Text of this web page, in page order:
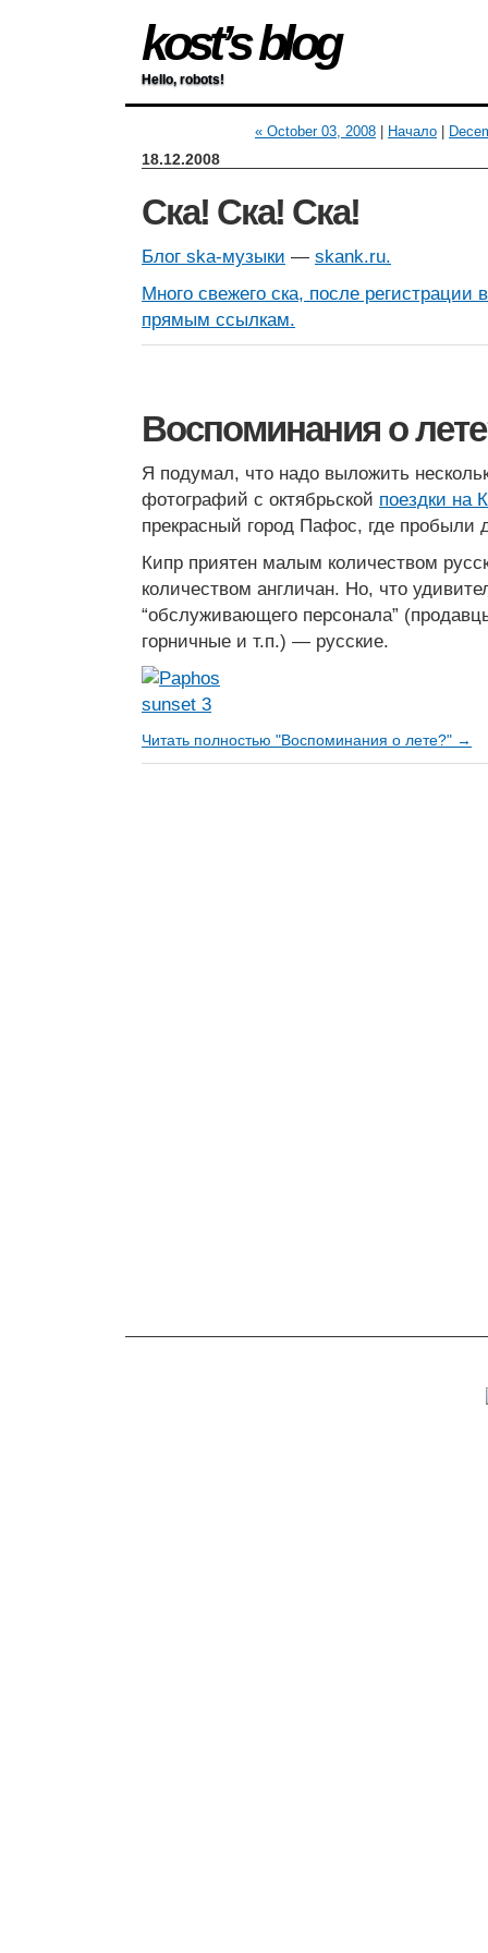
kost’s blog
Hello, robots!
« October 03, 2008 Начало
18.12.2008
Ска! Ска! Ска!
Блог ska-музыки — skank.ru.
Много свежего ска, после регистрации
прямым ссылкам.
Воспоминания о
Я подумал, что надо выложить
фотографий с октябрьской поездки на
прекрасный город Пафос, где пробыли
Кипр приятен малым количеством
количеством англичан. Но, что
“обслуживающего персонала”
горничные и т.п.) — русские.
Читать полностью "Воспоминания о лете?" →